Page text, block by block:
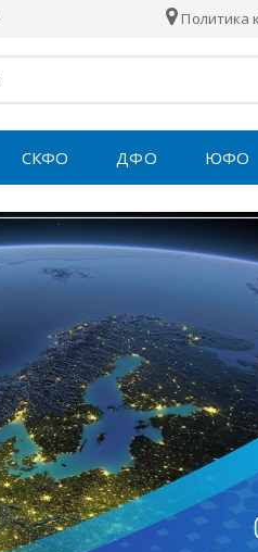
Политика
СКФО ДФО ЮФО